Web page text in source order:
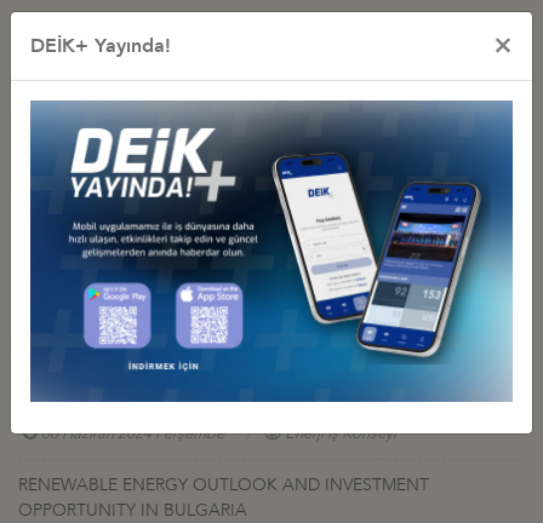
İş Konseyi ile Alakalı Diğer Etkinlikler
6. TÜRK-ALMAN ENERJİ FORUMU BERLİN’DE GERÇEKLEŞTİRİLDİ
26 Kasım 2024 Salı Enerji İş Konseyi
RENEWABLE ENERGY OUTLOOK AND INVESTMENT
OPPORTUNITIES IN IRELAND
14 Ağustos 2024 Çarşamba Enerji İş Konseyi
RENEWABLE ENERGY OUTLOOK AND INVESTMENT
06 Haziran 2024 Perşembe Enerji İş Konseyi
RENEWABLE ENERGY OUTLOOK AND INVESTMENT
OPPORTUNITY IN BULGARIA
DEİK+ Yayında! ×